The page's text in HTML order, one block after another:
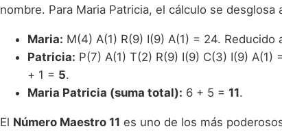
nombre. Para Maria Patricia, el cálculo se desglosa
Maria: M(4) A(1) R(9) I(9) A(1) = 24.
Patricia: P(7) A(1) T(2) R(9) I(9) C(3) I(9)
+ 1 = 5.
Maria Patricia (suma total): 6 + 5 = 11.
El Número Maestro 11 es uno de los más